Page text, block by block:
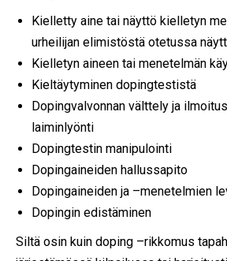
Kielletty aine tai näyttö kielletyn
urheilijan elimistöstä otetussa
Kielletyn aineen tai menetelmän
Kieltäytyminen dopingtestistä
Dopingvalvonnan välttely ja
laiminlyönti
Dopingtestin manipulointi
Dopingaineiden hallussapito
Dopingaineiden ja –menetelmien
Dopingin edistäminen
Siltä osin kuin doping –rikkomus